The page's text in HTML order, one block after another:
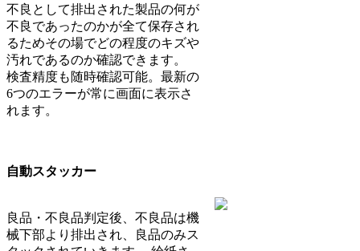
不良として排出された製品の何が
不良であったのかが全て保存され
るためその場でどの程度のキズや
汚れであるのか確認できます。
検査精度も随時確認可能。最新の
6つのエラーが常に画面に表示さ
れます。
自動スタッカー
良品・不良品判定後、不良品は機
械下部より排出され、良品のみス